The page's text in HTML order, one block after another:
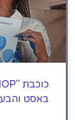
באסט